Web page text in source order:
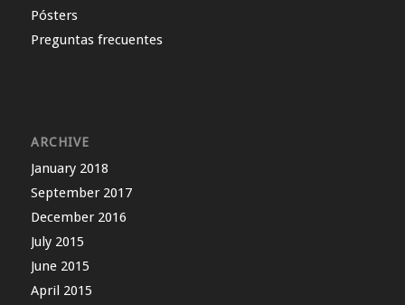
Pósters
Preguntas frecuentes
ARCHIVE
January 2018
September 2017
December 2016
July 2015
June 2015
April 2015